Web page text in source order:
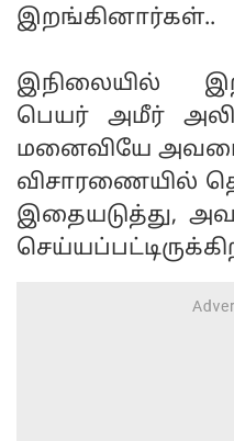
இறங்கினார்கள்..
இநிலையில்
பெயர் அமீர்
மனைவியே
விசாரணையில்
இதையடுத்து,